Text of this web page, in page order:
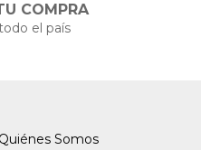
COMPRA
el país
Quiénes Somos